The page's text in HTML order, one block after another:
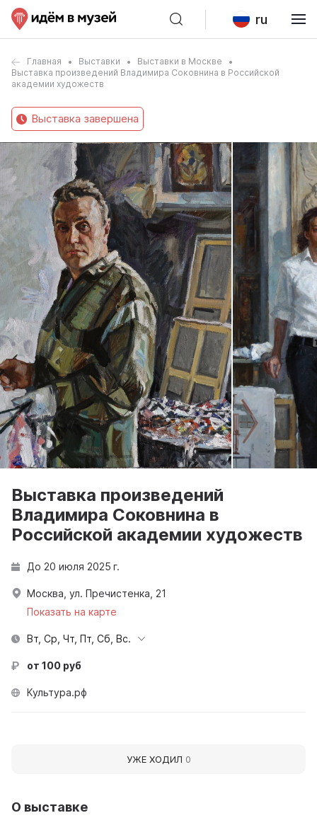
ru
Главная Выставки
Выставки в Москве
Выставка произведений Владимира Соковнина в Российской
академии художеств
Выставка завершена
О выставке
Выставка произведений
Владимира Соковнина в
Российской академии художеств
До 20 июля 2025 г.
Москва, ул. Пречистенка, 21
Показать на карте
Вт, Ср, Чт, Пт, Сб, Вс.
от 100 руб
Культура.рф
УЖЕ ХОДИЛ 0